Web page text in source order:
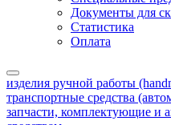
Документы для
Статистика
Оплата
изделия ручной работы
транспортные средства
запчасти, комплектующие и